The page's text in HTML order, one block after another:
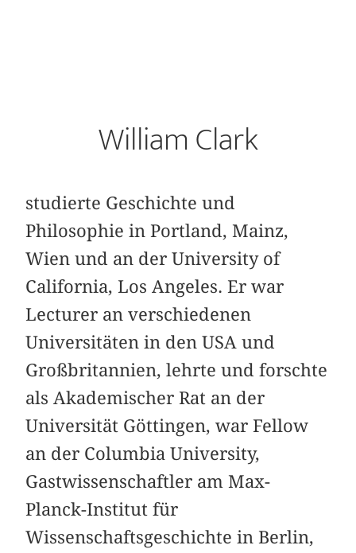
William Clark
studierte Geschichte und
Philosophie in Portland, Mainz,
Wien und an der University of
California, Los Angeles. Er war
Lecturer an verschiedenen
Universitäten in den USA und
Großbritannien, lehrte und forschte
als Akademischer Rat an der
Universität Göttingen, war Fellow
an der Columbia University,
Gastwissenschaftler am Max-
Planck-Institut für
Wissenschaftsgeschichte in Berlin,